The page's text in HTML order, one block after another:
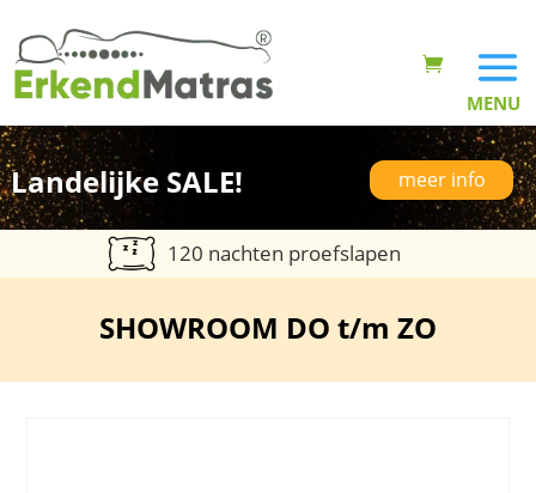
Landelijke SALE! meer info
120 nachten proefslapen
SHOWROOM DO t/m ZO